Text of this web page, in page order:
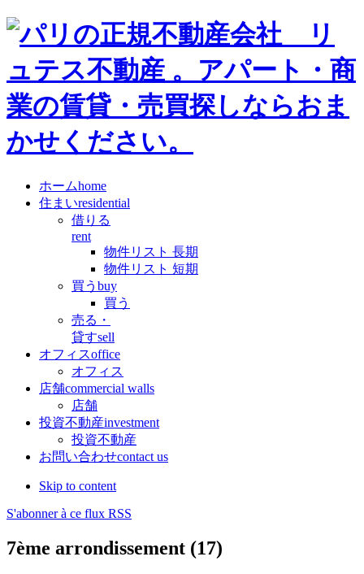
ホームhome
住まいresidential
借りる
rent
物件リスト 長期
物件リスト 短期
買う buy
買う
売る・
貸すsell
オフィスoffice
オフィス
店舗commercial walls
店舗
投資不動産investment
投資不動産
お問い合わせcontact us
Skip to content
S'abonner à ce flux RSS
7ème arrondissement (17)